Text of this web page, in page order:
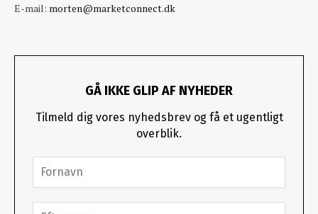
E-mail: morten@marketconnect.dk
GÅ IKKE GLIP AF NYHEDER
Tilmeld dig vores nyhedsbrev og få et ugentligt
overblik.